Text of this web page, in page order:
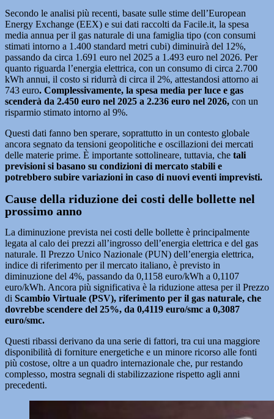
Secondo le analisi più recenti, basate sulle stime dell’European
Energy Exchange (EEX) e sui dati raccolti da Facile.it, la spesa
media annua per il gas naturale di una famiglia tipo (con consumi
stimati intorno a 1.400 standard metri cubi) diminuirà del 12%,
passando da circa 1.691 euro nel 2025 a 1.493 euro nel 2026. Per
quanto riguarda l’energia elettrica, con un consumo di circa 2.700
kWh annui, il costo si ridurrà di circa il 2%, attestandosi attorno ai
743 euro. Complessivamente, la spesa media per luce e gas
scenderà da 2.450 euro nel 2025 a 2.236 euro nel 2026, con un
risparmio stimato intorno al 9%.
Questi dati fanno ben sperare, soprattutto in un contesto globale
ancora segnato da tensioni geopolitiche e oscillazioni dei mercati
delle materie prime. È importante sottolineare, tuttavia, che tali
previsioni si basano su condizioni di mercato stabili e
potrebbero subire variazioni in caso di nuovi eventi imprevisti.
Cause della riduzione dei costi delle bollette nel
prossimo anno
La diminuzione prevista nei costi delle bollette è principalmente
legata al calo dei prezzi all’ingrosso dell’energia elettrica e del gas
naturale. Il Prezzo Unico Nazionale (PUN) dell’energia elettrica,
indice di riferimento per il mercato italiano, è previsto in
diminuzione del 4%, passando da 0,1158 euro/kWh a 0,1107
euro/kWh. Ancora più significativa è la riduzione attesa per il Prezzo
di Scambio Virtuale (PSV), riferimento per il gas naturale, che
dovrebbe scendere del 25%, da 0,4119 euro/smc a 0,3087
euro/smc.
Questi ribassi derivano da una serie di fattori, tra cui una maggiore
disponibilità di forniture energetiche e un minore ricorso alle fonti
più costose, oltre a un quadro internazionale che, pur restando
complesso, mostra segnali di stabilizzazione rispetto agli anni
precedenti.